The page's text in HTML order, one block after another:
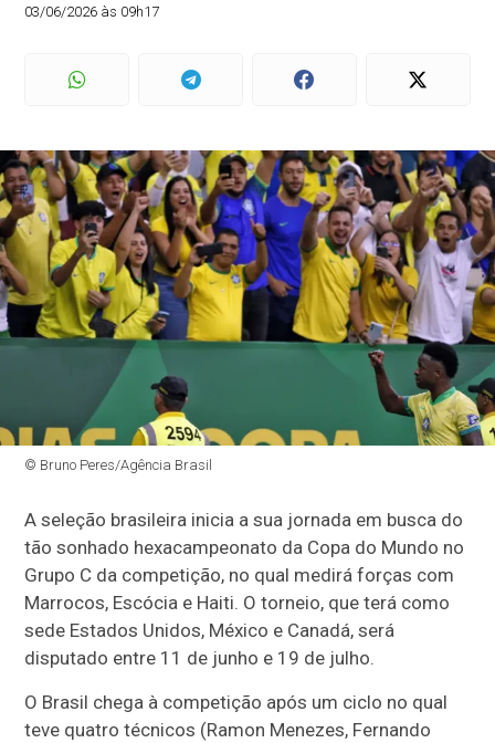
03/06/2026 às 09h17
© Bruno Peres/Agência Brasil
A seleção brasileira inicia a sua jornada em busca do
tão sonhado hexacampeonato da Copa do Mundo no
Grupo C da competição, no qual medirá forças com
Marrocos, Escócia e Haiti. O torneio, que terá como
sede Estados Unidos, México e Canadá, será
disputado entre 11 de junho e 19 de julho.
O Brasil chega à competição após um ciclo no qual
teve quatro técnicos (Ramon Menezes, Fernando